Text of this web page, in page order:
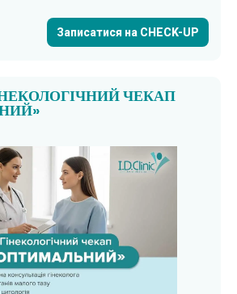
Записатися на CHECK-UP
ЧЕКАП